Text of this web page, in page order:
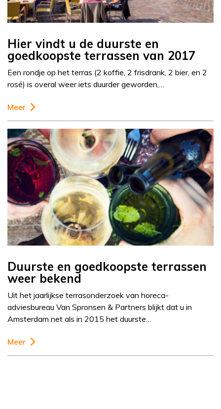
Hier vindt u de duurste en
goedkoopste terrassen van 2017
Een rondje op het terras (2 koffie, 2 frisdrank, 2 bier, en 2
rosé) is overal weer iets duurder geworden,…
Meer
Duurste en goedkoopste terrassen
weer bekend
Uit het jaarlijkse terrasonderzoek van horeca-
adviesbureau Van Spronsen & Partners blijkt dat u in
Amsterdam net als in 2015 het duurste…
Meer